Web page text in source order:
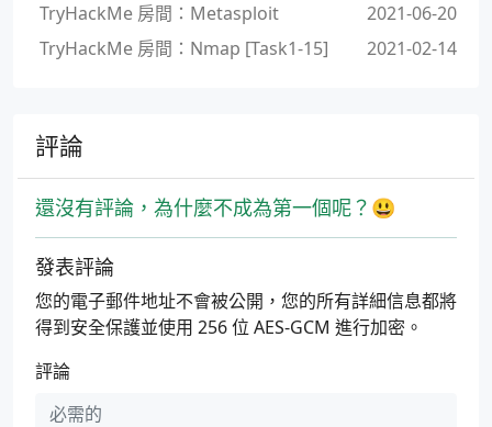
TryHackMe 房間：Metasploit
2021-06-20
TryHackMe 房間：Nmap [Task1-15]
2021-02-14
評論
還沒有評論，為什麼不成為第一個呢？😃
發表評論
您的電子郵件地址不會被公開，您的所有詳細信息都將
得到安全保護並使用 256 位 AES-GCM 進行加密。
評論